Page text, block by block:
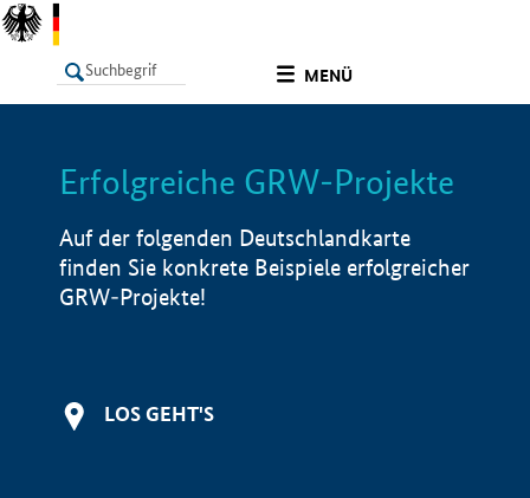
MENÜ
LISTE Info
Erfolgreiche GRW-Projekte
Auf der folgenden Deutschlandkarte
finden Sie konkrete Beispiele erfolgreicher
GRW-Projekte!
LOS GEHT'S